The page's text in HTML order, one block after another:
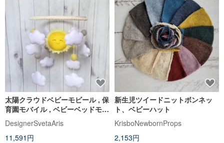
太陽クラウドベビーモビール , 保
育園モバイル , ベビーベッドモバ
イル , 手作り , 子供部屋 の装飾 ,
赤ちゃん贈り物 , ベビーベッド
の装飾
DesignerSvetaAris
11,591円
新生児ツイードニットボンネッ
ト、ベビーハット
KrisboNewbornProps
2,153円